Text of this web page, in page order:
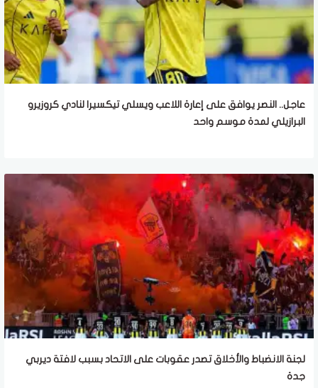
عاجل.. النصر يوافق على إعارة اللاعب ويسلي تيكسيرا لنادي كروزيرو
البرازيلي لمدة موسم واحد
لجنة الانضباط والأخلاق تصدر عقوبات على الاتحاد بسبب لافتة ديربي
جدة